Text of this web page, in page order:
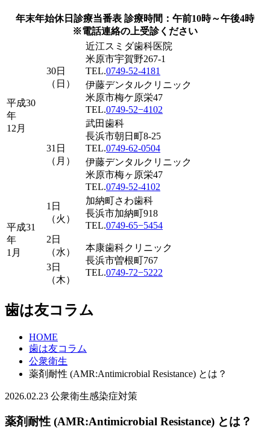
年末年始休日診療当番表 診療時間：午前10時～午後4時
※電話連絡の上受診ください
平成30
年
12月
30日
（日）
近江スミダ歯科医院
米原市宇賀野267-1
TEL.0749-52-4181
伊藤デンタルクリニック
米原市梅ケ原栄47
TEL.0749-52−4102
31日
（月）
武田歯科
長浜市朝日町8-25
TEL.0749-62-0504
伊藤デンタルクリニック
米原市梅ヶ原栄47
TEL.0749-52-4102
平成31
年
1月
1日
（火）
加納町さわ歯科
長浜市加納町918
TEL.0749-65−5454
2日
（水）
本康歯科クリニック
長浜市曽根町767
TEL.0749-72−5222
3日
（木）
歯は友コラム
HOME
歯は友コラム
公衆衛生
薬剤耐性 (AMR:Antimicrobial Resistance) とは？
2026.02.23 公衆衛生感染症対策
薬剤耐性 (AMR:Antimicrobial Resistance) とは？